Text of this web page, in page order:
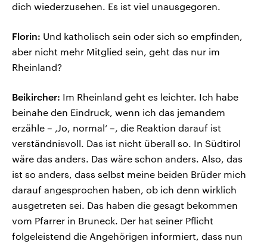
dich wiederzusehen. Es ist viel unausgegoren.
Florin: Und katholisch sein oder sich so empfinden,
aber nicht mehr Mitglied sein, geht das nur im
Rheinland?
Beikircher: Im Rheinland geht es leichter. Ich habe
beinahe den Eindruck, wenn ich das jemandem
erzähle – ‚Jo, normal‘ –, die Reaktion darauf ist
verständnisvoll. Das ist nicht überall so. In Südtirol
wäre das anders. Das wäre schon anders. Also, das
ist so anders, dass selbst meine beiden Brüder mich
darauf angesprochen haben, ob ich denn wirklich
ausgetreten sei. Das haben die gesagt bekommen
vom Pfarrer in Bruneck. Der hat seiner Pflicht
folgeleistend die Angehörigen informiert, dass nun